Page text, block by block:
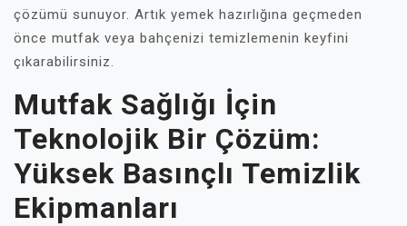
çözümü sunuyor. Artık yemek hazırlığına geçmeden
önce mutfak veya bahçenizi temizlemenin keyfini
çıkarabilirsiniz.
Mutfak Sağlığı İçin
Teknolojik Bir Çözüm:
Yüksek Basınçlı Temizlik
Ekipmanları